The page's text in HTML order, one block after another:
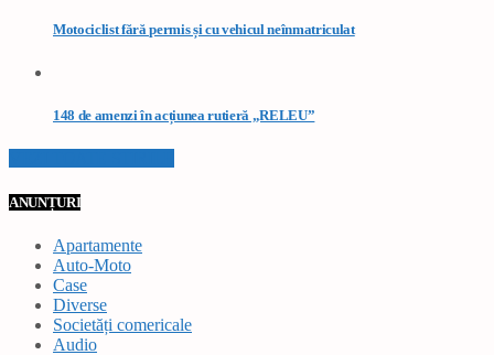
Motociclist fără permis și cu vehicul neînmatriculat
148 de amenzi în acțiunea rutieră „RELEU”
ANUNȚURI
Apartamente
Auto-Moto
Case
Diverse
Societăți comericale
Audio